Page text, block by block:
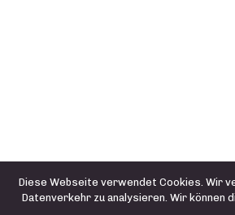
Diese Webseite verwendet Cookies. Wir
Datenverkehr zu analysieren. Wir